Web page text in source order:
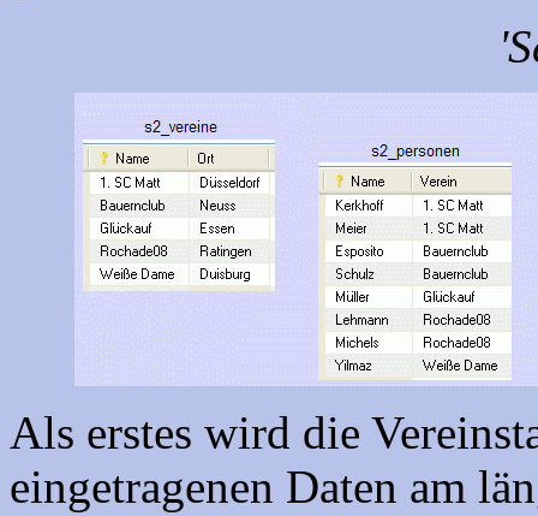
Als erstes wird die
eingetragenen Daten am